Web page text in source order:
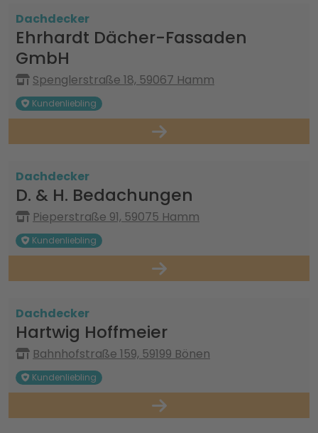
Dachdecker
Ehrhardt Dächer-Fassaden
GmbH
Spenglerstraße 18, 59067 Hamm
Kundenliebling
Dachdecker
D. & H. Bedachungen
Pieperstraße 91, 59075 Hamm
Kundenliebling
Dachdecker
Hartwig Hoffmeier
Bahnhofstraße 159, 59199 Bönen
Kundenliebling